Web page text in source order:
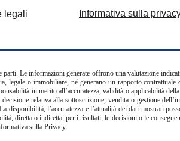
Le informazioni generate offrono una valutazione
o immobiliare, né generano un rapporto contrattuale
in merito all’accuratezza, validità o applicabilità
relativa alla sottoscrizione, vendita o gestione
l’accuratezza e l’attualità dei dati mostrati
diretta o indiretta, per i risultati, le decisioni o le
sulla Privacy.
legali Informativa sulla